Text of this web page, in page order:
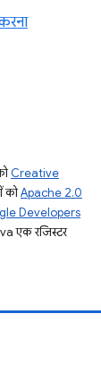
Creative
कोApache 2.0
Developers
एक रजिस्टर